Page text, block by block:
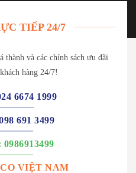
TIẾP 24/7
thành và các chính sách ưu đãi
hàng 24/7!
6674 1999
691 3499
VIỆT NAM